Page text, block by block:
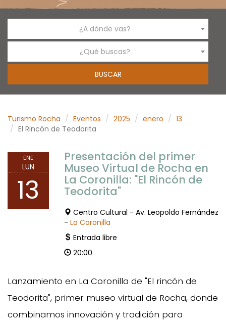
¿A dónde vas?
¿Qué buscas?
Turismo Rocha Eventos 2025 enero
13
El Rincón de Teodorita
ENE
LUN
13
Presentación del primer
Museo Virtual de Rocha en
La Coronilla: "El Rincón de
Teodorita"
Centro Cultural - Av. Leopoldo Fernández
- La Coronilla
Entrada libre
20:00
Lanzamiento en La Coronilla de "El rincón de
Teodorita", primer museo virtual de Rocha, donde
combinamos innovación y tradición para